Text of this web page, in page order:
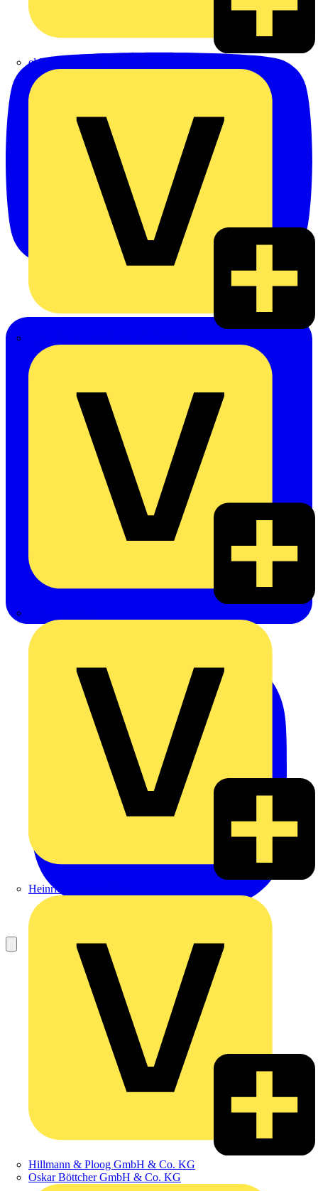
eldis electro distributor GmbH
Heinrich Häusler GmbH
Hillmann & Ploog GmbH & Co. KG
Oskar Böttcher GmbH & Co. KG